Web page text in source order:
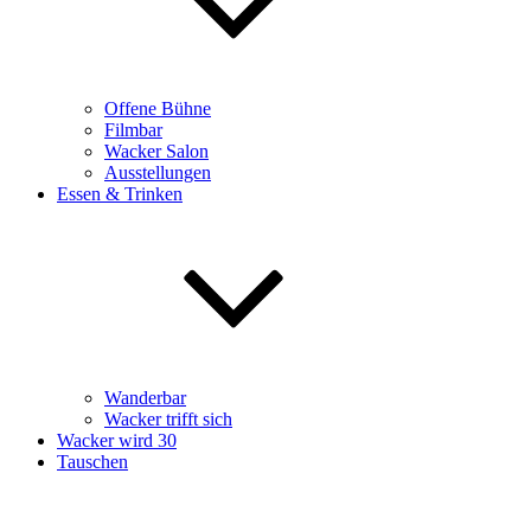
Offene Bühne
Filmbar
Wacker Salon
Ausstellungen
Essen & Trinken
Wanderbar
Wacker trifft sich
Wacker wird 30
Tauschen